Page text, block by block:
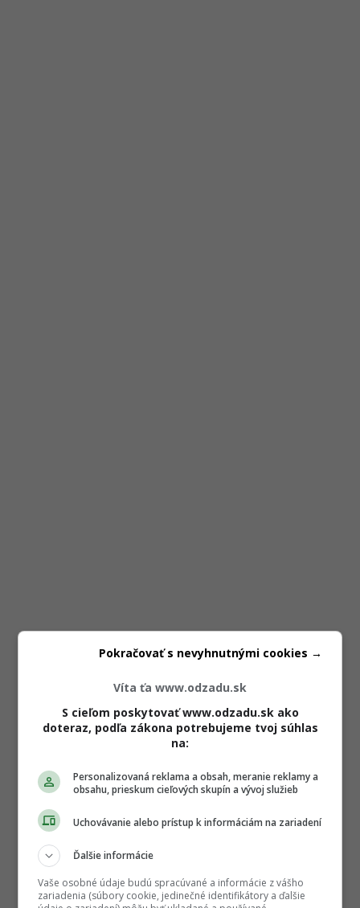
Víta ťa www.odzadu.sk
S cieľom poskytovať www.odzadu.sk ako
doteraz, podľa zákona potrebujeme tvoj súhlas
na:
Personalizovaná reklama a obsah, meranie reklamy a
obsahu, prieskum cieľových skupín a vývoj služieb
Uchovávanie alebo prístup k informáciám na zariadení
Ďalšie informácie
Vaše osobné údaje budú spracúvané a informácie z vášho
zariadenia (súbory cookie, jedinečné identifikátory a ďalšie
Pokračovať s nevyhnutnými cookies →